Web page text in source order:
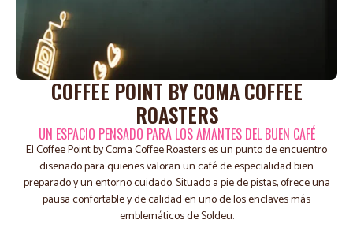
COFFEE POINT BY COMA COFFEE
ROASTERS
UN ESPACIO PENSADO PARA LOS AMANTES DEL BUEN CAFÉ
El Coffee Point by Coma Coffee Roasters es un punto de encuentro
diseñado para quienes valoran un café de especialidad bien
preparado y un entorno cuidado. Situado a pie de pistas, ofrece una
pausa confortable y de calidad en uno de los enclaves más
emblemáticos de Soldeu.